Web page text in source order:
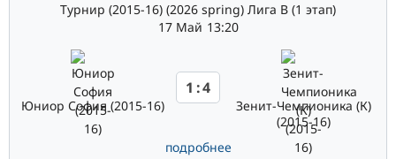
Турнир (2015-16) (2026 spring) Лига В (1 этап)
17 Май 13:20
Юниор София (2015-16)
1 :4
Зенит-Чемпионика (К)
(2015-16)
подробнее